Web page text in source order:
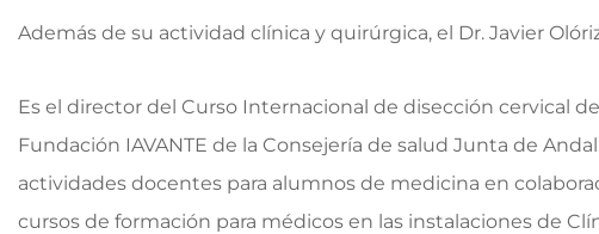
Además de su actividad clínica y quirúrgica, el Dr. Javier
Es el director del Curso Internacional de disección cervical
Fundación IAVANTE de la Consejería de salud Junta de
actividades docentes para alumnos de medicina en
cursos de formación para médicos en las instalaciones de